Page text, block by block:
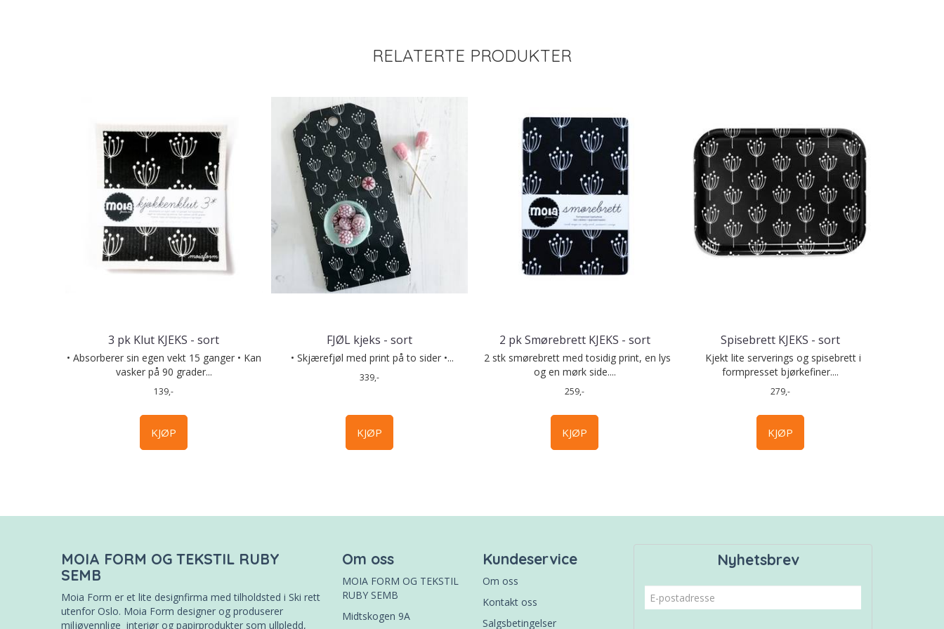
RELATERTE PRODUKTER
3 pk Klut KJEKS - sort
• Absorberer sin egen vekt 15 ganger • Kan
vasker på 90 grader...
139,-
KJØP
FJØL kjeks - sort
• Skjærefjøl med print på to sider •...
339,-
KJØP
2 pk Smørebrett KJEKS - sort
2 stk smørebrett med tosidig print, en lys
og en mørk side....
259,-
KJØP
Spisebrett KJEKS - sort
Kjekt lite serverings og spisebrett i
formpresset bjørkefiner....
279,-
KJØP
MOIA FORM OG TEKSTIL RUBY
SEMB
Moia Form er et lite designfirma med tilholdsted i Ski rett
utenfor Oslo. Moia Form designer og produserer
miljøvennlige interiør og papirprodukter som ullpledd,
Om oss
MOIA FORM OG TEKSTIL
RUBY SEMB
Midtskogen 9A
Kundeservice
Om oss
Kontakt oss
Salgsbetingelser
Nyhetsbrev